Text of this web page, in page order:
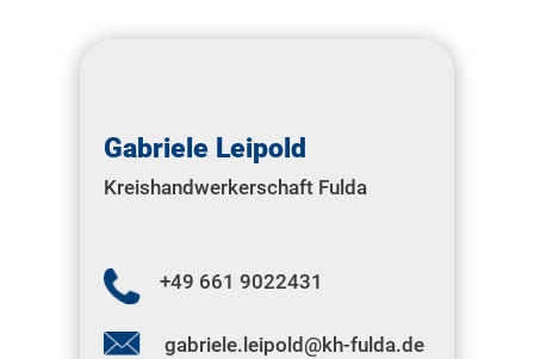
Gabriele Leipold
Kreishandwerkerschaft Fulda
+49 661 9022431
gabriele.leipold@kh-fulda.de